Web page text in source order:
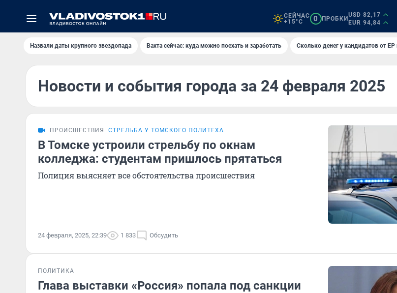
СЕЙЧАС
+15°C
0 ПРОБКИ
USD 82,17
EUR 94,84
Назвали даты крупного звездопада Вахта сейчас: куда можно поехать и заработать Сколько денег у кандидатов от
Новости и события города за 24 февраля 2025
ПРОИСШЕСТВИЯ СТРЕЛЬБА У ТОМСКОГО ПОЛИТЕХА
В Томске устроили стрельбу по окнам
колледжа: студентам пришлось прятаться
Полиция выясняет все обстоятельства происшествия
24 февраля, 2025, 22:39 1 833 Обсудить
ПОЛИТИКА
Глава выставки «Россия» попала под санкции